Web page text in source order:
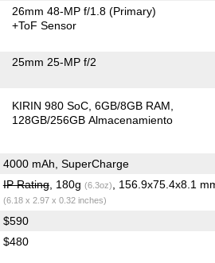
26mm 48-MP f/1.8(Primary)
+ToF Sensor
25mm 25-MP f/2
KIRIN 980 SoC 6GB/8GB RAM
128GB/256GB Almacenamiento
4000 mAh, SuperCharge
IP Rating, 180g (6.3oz) , 156.9x75.4x8.1
(6.18 x 2.97 x 0.32 inches)
$590
$480